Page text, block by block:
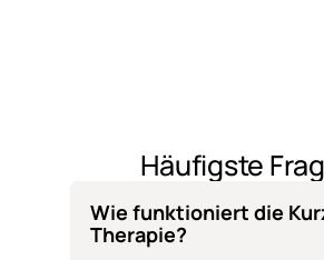
Häufigste
Wie funktioniert die
Therapie?